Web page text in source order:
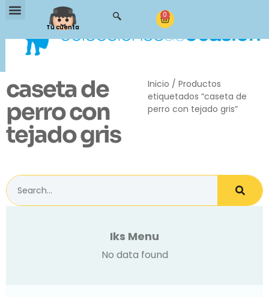
Tu cuenta
0
caseta de
perro con
tejado gris
Inicio / Productos
etiquetados “caseta de
perro con tejado gris”
Iks Menu
No data found